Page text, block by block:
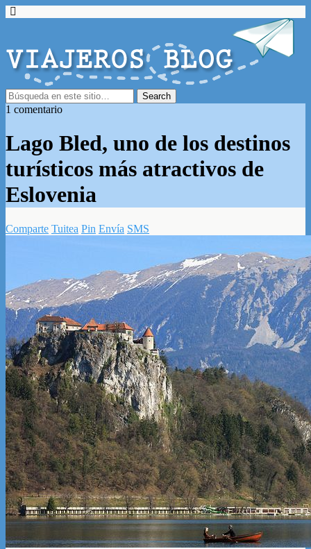
1 comentario
Lago Bled, uno de los destinos
turísticos más atractivos de
Eslovenia
Comparte Tuitea Pin Envía SMS